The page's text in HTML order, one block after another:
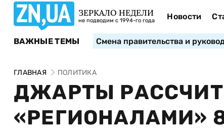
ЗЕРКАЛО НЕДЕЛИ
не подводим с 1994-го года Новости
ВАЖНЫЕ ТЕМЫ Смена правительства и
ГЛАВНАЯ ПОЛИТИКА
ДЖАРТЫ
«РЕГИОНАЛАМИ»